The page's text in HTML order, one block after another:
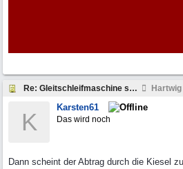
Re: Gleitschleifmaschine selber bauen? Hartwig
K
Karsten61
Das wird noch
Dann scheint der Abtrag durch die Kiesel